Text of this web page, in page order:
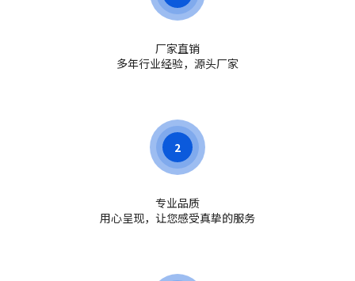
厂家直销
多年行业经验，源头厂家
2
专业品质
用心呈现，让您感受真挚的服务